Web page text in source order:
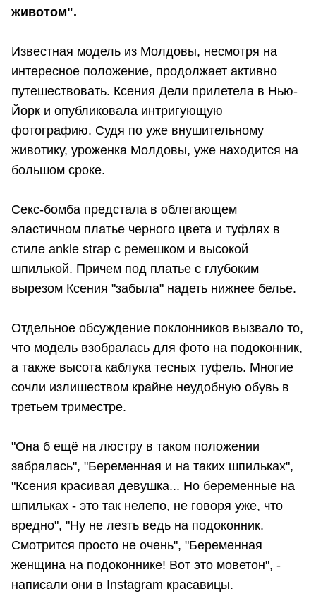
животом".
Известная модель из Молдовы, несмотря на
интересное положение, продолжает активно
путешествовать. Ксения Дели прилетела в Нью-
Йорк и опубликовала интригующую
фотографию. Судя по уже внушительному
животику, уроженка Молдовы, уже находится на
большом сроке.
Секс-бомба предстала в облегающем
эластичном платье черного цвета и туфлях в
стиле ankle strap с ремешком и высокой
шпилькой. Причем под платье с глубоким
вырезом Ксения "забыла" надеть нижнее белье.
Отдельное обсуждение поклонников вызвало то,
что модель взобралась для фото на подоконник,
а также высота каблука тесных туфель. Многие
сочли излишеством крайне неудобную обувь в
третьем триместре.
"Она б ещё на люстру в таком положении
забралась", "Беременная и на таких шпильках",
"Ксения красивая девушка... Но беременные на
шпильках - это так нелепо, не говоря уже, что
вредно", "Ну не лезть ведь на подоконник.
Смотрится просто не очень", "Беременная
женщина на подоконнике! Вот это моветон", -
написали они в Instagram красавицы.